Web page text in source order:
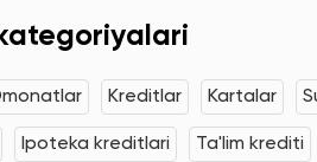
Kreditlar Kartalar
Ipoteka kreditlari Ta'lim krediti